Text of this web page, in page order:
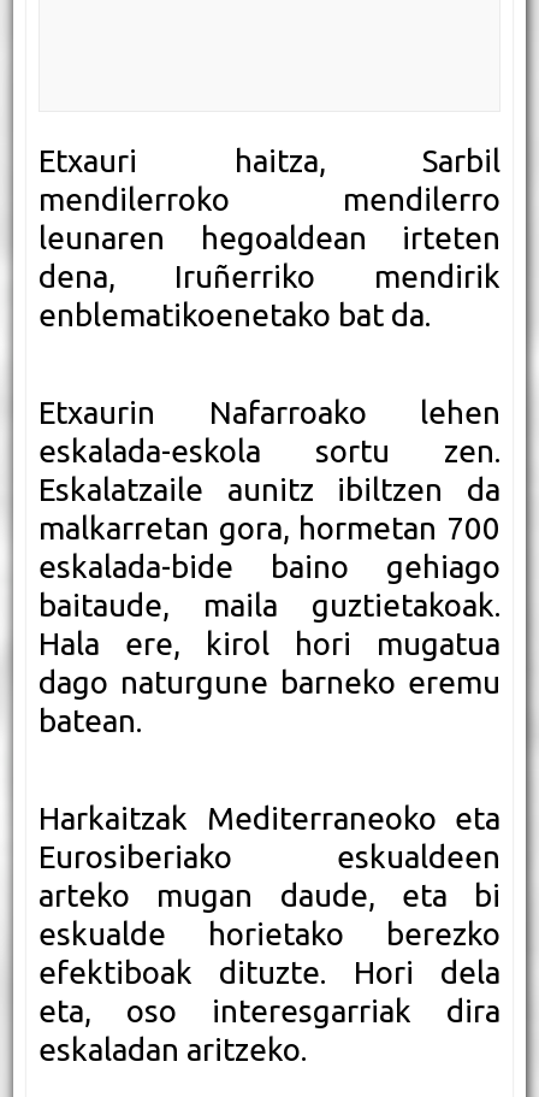
Etxauri haitza, Sarbil
mendilerroko mendilerro
leunaren hegoaldean irteten
dena, Iruñerriko mendirik
enblematikoenetako bat da.
Etxaurin Nafarroako lehen
eskalada-eskola sortu zen.
Eskalatzaile aunitz ibiltzen da
malkarretan gora, hormetan 700
eskalada-bide baino gehiago
baitaude, maila guztietakoak.
Hala ere, kirol hori mugatua
dago naturgune barneko eremu
batean.
Harkaitzak Mediterraneoko eta
Eurosiberiako eskualdeen
arteko mugan daude, eta bi
eskualde horietako berezko
efektiboak dituzte. Hori dela
eta, oso interesgarriak dira
eskaladan aritzeko.